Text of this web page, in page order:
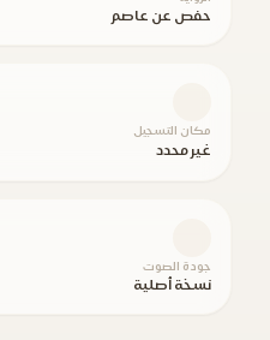
حفص عن عاصم
مكان التسجيل
غير محدد
جودة الصوت
نسخة أصلية